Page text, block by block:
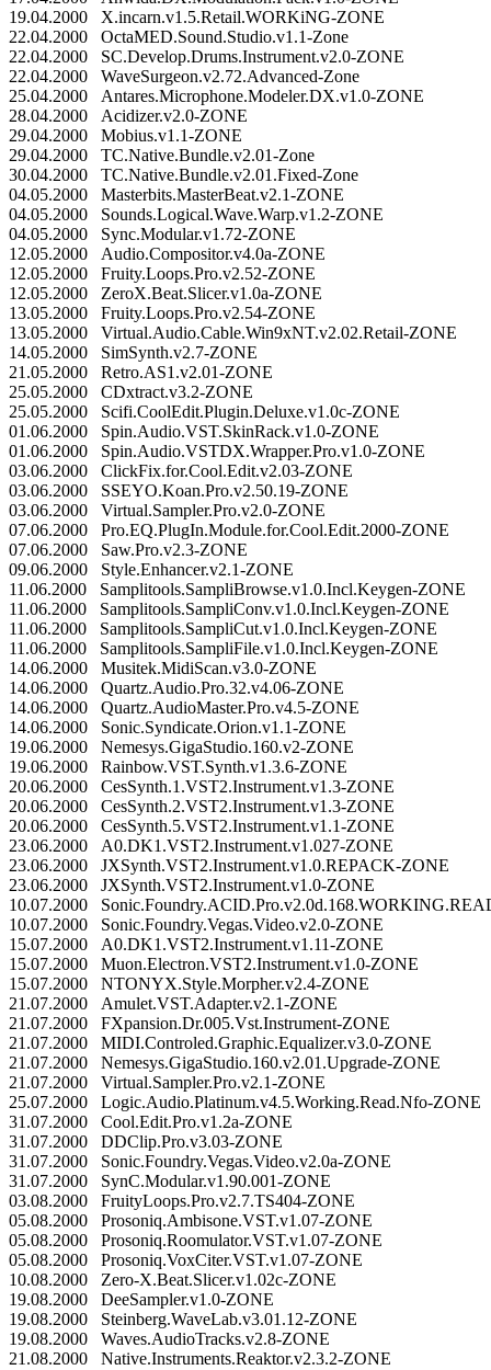
19.04.2000 X.incarn.v1.5.Retail.WORKiNG-ZONE
22.04.2000 OctaMED.Sound.Studio.v1.1-Zone
22.04.2000 SC.Develop.Drums.Instrument.v2.0-ZONE
22.04.2000 WaveSurgeon.v2.72.Advanced-Zone
25.04.2000 Antares.Microphone.Modeler.DX.v1.0-ZONE
28.04.2000 Acidizer.v2.0-ZONE
29.04.2000 Mobius.v1.1-ZONE
29.04.2000 TC.Native.Bundle.v2.01-Zone
30.04.2000 TC.Native.Bundle.v2.01.Fixed-Zone
04.05.2000 Masterbits.MasterBeat.v2.1-ZONE
04.05.2000 Sounds.Logical.Wave.Warp.v1.2-ZONE
04.05.2000 Sync.Modular.v1.72-ZONE
12.05.2000 Audio.Compositor.v4.0a-ZONE
12.05.2000 Fruity.Loops.Pro.v2.52-ZONE
12.05.2000 ZeroX.Beat.Slicer.v1.0a-ZONE
13.05.2000 Fruity.Loops.Pro.v2.54-ZONE
13.05.2000 Virtual.Audio.Cable.Win9xNT.v2.02.Retail-ZONE
14.05.2000 SimSynth.v2.7-ZONE
21.05.2000 Retro.AS1.v2.01-ZONE
25.05.2000 CDxtract.v3.2-ZONE
25.05.2000 Scifi.CoolEdit.Plugin.Deluxe.v1.0c-ZONE
01.06.2000 Spin.Audio.VST.SkinRack.v1.0-ZONE
01.06.2000 Spin.Audio.VSTDX.Wrapper.Pro.v1.0-ZONE
03.06.2000 ClickFix.for.Cool.Edit.v2.03-ZONE
03.06.2000 SSEYO.Koan.Pro.v2.50.19-ZONE
03.06.2000 Virtual.Sampler.Pro.v2.0-ZONE
07.06.2000 Pro.EQ.PlugIn.Module.for.Cool.Edit.2000-ZONE
07.06.2000 Saw.Pro.v2.3-ZONE
09.06.2000 Style.Enhancer.v2.1-ZONE
11.06.2000 Samplitools.SampliBrowse.v1.0.Incl.Keygen-ZONE
11.06.2000 Samplitools.SampliConv.v1.0.Incl.Keygen-ZONE
11.06.2000 Samplitools.SampliCut.v1.0.Incl.Keygen-ZONE
11.06.2000 Samplitools.SampliFile.v1.0.Incl.Keygen-ZONE
14.06.2000 Musitek.MidiScan.v3.0-ZONE
14.06.2000 Quartz.Audio.Pro.32.v4.06-ZONE
14.06.2000 Quartz.AudioMaster.Pro.v4.5-ZONE
14.06.2000 Sonic.Syndicate.Orion.v1.1-ZONE
19.06.2000 Nemesys.GigaStudio.160.v2-ZONE
19.06.2000 Rainbow.VST.Synth.v1.3.6-ZONE
20.06.2000 CesSynth.1.VST2.Instrument.v1.3-ZONE
20.06.2000 CesSynth.2.VST2.Instrument.v1.3-ZONE
20.06.2000 CesSynth.5.VST2.Instrument.v1.1-ZONE
23.06.2000 A0.DK1.VST2.Instrument.v1.027-ZONE
23.06.2000 JXSynth.VST2.Instrument.v1.0.REPACK-ZONE
23.06.2000 JXSynth.VST2.Instrument.v1.0-ZONE
10.07.2000
10.07.2000 Sonic.Foundry.Vegas.Video.v2.0-ZONE
15.07.2000 A0.DK1.VST2.Instrument.v1.11-ZONE
15.07.2000 Muon.Electron.VST2.Instrument.v1.0-ZONE
15.07.2000 NTONYX.Style.Morpher.v2.4-ZONE
21.07.2000 Amulet.VST.Adapter.v2.1-ZONE
21.07.2000 FXpansion.Dr.005.Vst.Instrument-ZONE
21.07.2000 MIDI.Controled.Graphic.Equalizer.v3.0-ZONE
21.07.2000 Nemesys.GigaStudio.160.v2.01.Upgrade-ZONE
21.07.2000 Virtual.Sampler.Pro.v2.1-ZONE
25.07.2000 Logic.Audio.Platinum.v4.5.Working.Read.Nfo-ZONE
31.07.2000 Cool.Edit.Pro.v1.2a-ZONE
31.07.2000 DDClip.Pro.v3.03-ZONE
31.07.2000 Sonic.Foundry.Vegas.Video.v2.0a-ZONE
31.07.2000 SynC.Modular.v1.90.001-ZONE
03.08.2000 FruityLoops.Pro.v2.7.TS404-ZONE
05.08.2000 Prosoniq.Ambisone.VST.v1.07-ZONE
05.08.2000 Prosoniq.Roomulator.VST.v1.07-ZONE
05.08.2000 Prosoniq.VoxCiter.VST.v1.07-ZONE
10.08.2000 Zero-X.Beat.Slicer.v1.02c-ZONE
19.08.2000 DeeSampler.v1.0-ZONE
19.08.2000 Steinberg.WaveLab.v3.01.12-ZONE
19.08.2000 Waves.AudioTracks.v2.8-ZONE
21.08.2000 Native.Instruments.Reaktor.v2.3.2-ZONE